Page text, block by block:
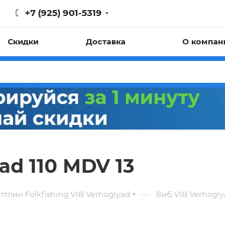
+7 (925) 901-5319
Скидки Доставка О
110 MDV 13
Folkfishing VIB Verhoglyad — Виб VIB